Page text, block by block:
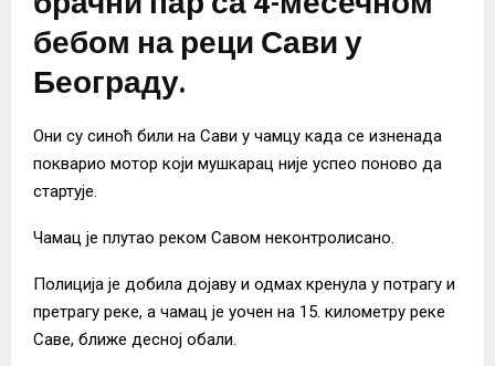
бебом на реци Сави у
Београду.
Они су синоћ били на Сави у чамцу када се изненада
покварио мотор који мушкарац није успео поново да
стартује.
Чамац је плутао реком Савом неконтролисано.
Полиција је добила дојаву и одмах кренула у потрагу и
претрагу реке, а чамац је уочен на 15. километру реке
Саве, ближе десној обали.